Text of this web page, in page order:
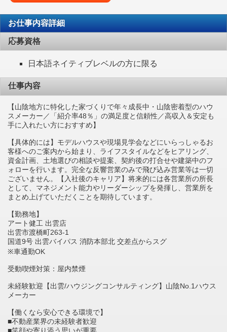
お仕事内容詳細
応募資格
日本語ネイティブレベルの方に限る
仕事内容
【山陰地方に特化した家づくりで年々成長中・山陰密着型のハウ
スメーカー／「紹介率48％」の満足度と信頼性／高収入＆安定も
手に入れたい方におすすめ】
【具体的には】モデルハウスや現場見学会などにいらっしゃるお
客様へのご案内から始まり、ライフスタイルなどをヒアリング、
資金計画、土地選びの相談や提案、契約後の打合せや建築中のフ
ォローを行います。完全な反響営業のみで飛び込み営業等は一切
ございません。【入社後のキャリア】将来的には各営業所の所長
として、マネジメント能力やリーダーシップを発揮し、営業所を
まとめ上げていただくことを期待しています。
【勤務地】
アート健工 出雲店
出雲市渡橋町263-1
国道9号 出雲バイパス 消防本部北 交差点からスグ
※車通勤OK
受動喫煙対策：屋内禁煙
未経験歓迎【出雲/ハウジングコンサルティング】山陰No.1ハウス
メーカー
【働くなら安心できる環境で】
■不動産業界の未経験者歓迎
■笑顔や寄り添う思いが重要